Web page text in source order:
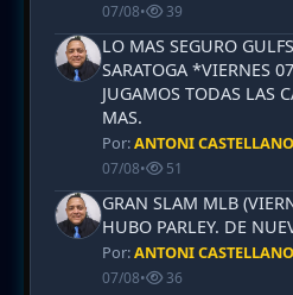
07/08• 39
LO MAS SEGURO
SARATOGA *VIERNES
JUGAMOS TODAS LAS
MAS.
Por:ANTONI CASTELLANO
07/08• 51
GRAN SLAM MLB
HUBO PARLEY. DE
Por:ANTONI CASTELLANO
07/08• 36